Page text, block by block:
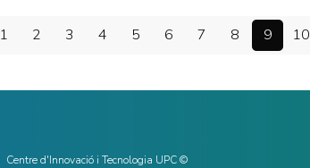
1 2 3 4 5 6 7 8 9 10
Centre d'Innovació i Tecnologia UPC ©